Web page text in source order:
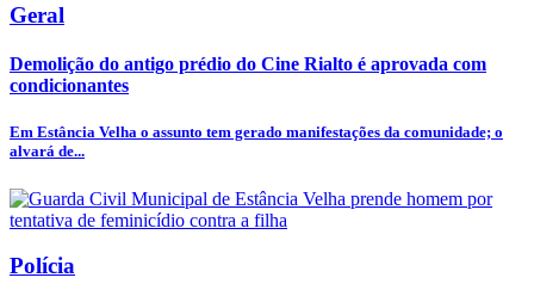
Geral
Demolição do antigo prédio do Cine Rialto é aprovada com
condicionantes
Em Estância Velha o assunto tem gerado manifestações da comunidade; o
alvará de...
Polícia